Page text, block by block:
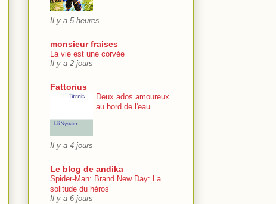
Il y a 5 heures
monsieur fraises
La vie est une corvée
Il y a 2 jours
Fattorius
Deux ados amoureux
au bord de l'eau
Il y a 4 jours
Le blog de andika
Spider-Man: Brand New Day: La
solitude du héros
Il y a 6 jours